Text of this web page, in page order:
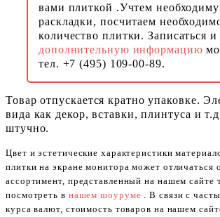
вами плиткой .Учтем
раскладки, посчитаем
количество плитки. Записаться
дополнительную информацию
тел. +7 (495) 109-00-89.
Товар отпускается кратно упаковке.
вида как декор, вставки, плинтуса и
штучно.
Цвет и эстетические характеристики
плитки на экране монитора может отличаться
ассортимент, представленный на нашем сайте
посмотреть в нашем шоуруме . В связи с
курса валют, стоимость товаров на нашем